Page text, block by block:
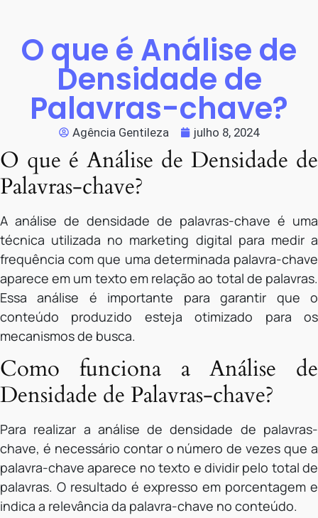
O que é Análise de
Densidade de
Palavras-chave?
Agência Gentileza julho 8, 2024
O que é Análise de Densidade de
Palavras-chave?
A análise de densidade de palavras-chave é uma
técnica utilizada no marketing digital para medir a
frequência com que uma determinada palavra-chave
aparece em um texto em relação ao total de palavras.
Essa análise é importante para garantir que o
conteúdo produzido esteja otimizado para os
mecanismos de busca.
Como funciona a Análise de
Densidade de Palavras-chave?
Para realizar a análise de densidade de palavras-
chave, é necessário contar o número de vezes que a
palavra-chave aparece no texto e dividir pelo total de
palavras. O resultado é expresso em porcentagem e
indica a relevância da palavra-chave no conteúdo.